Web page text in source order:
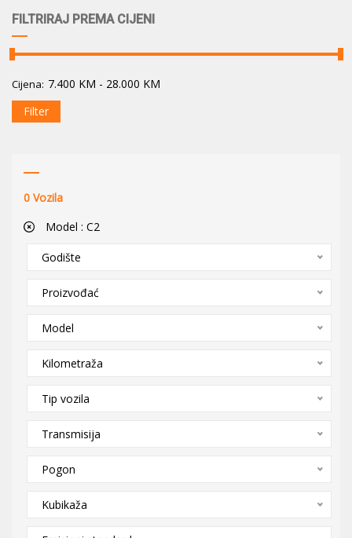
FILTRIRAJ PREMA CIJENI
Cijena: 7.400 KM - 28.000 KM
Filter
0 Vozila
Model : C2
Godište
Proizvođać
Model
Kilometraža
Tip vozila
Transmisija
Pogon
Kubikaža